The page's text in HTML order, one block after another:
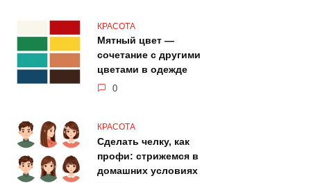
КРАСОТА
Мятный цвет —
сочетание с другими
цветами в одежде
0
КРАСОТА
Сделать челку, как
профи: стрижемся в
домашних условиях